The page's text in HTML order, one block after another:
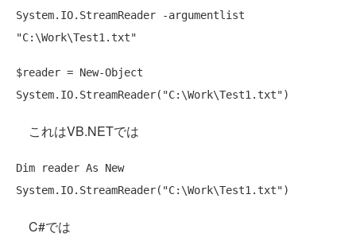
System.IO.StreamReader -argumentlist
"C:\Work\Test1.txt"
$reader = New-Object
System.IO.StreamReader("C:\Work\Test1.txt")
これはVB.NETでは
Dim reader As New
System.IO.StreamReader("C:\Work\Test1.txt")
C#では